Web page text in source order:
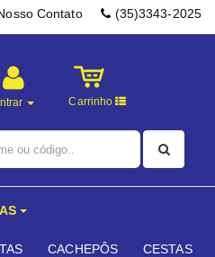
Contato (35)3343-2025
Carrinho
CACHEPÔS CESTAS